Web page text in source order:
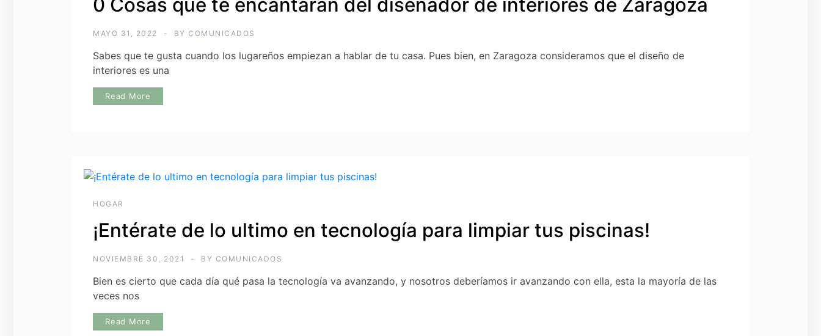
0 Cosas que te encantarán del diseñador de interiores de Zaragoza
MAYO 31, 2022 BY COMUNICADOS
Sabes que te gusta cuando los lugareños empiezan a hablar de tu casa. Pues bien, en Zaragoza consideramos que el diseño de
interiores es una
Read More
HOGAR
¡Entérate de lo ultimo en tecnología para limpiar tus piscinas!
NOVIEMBRE 30, 2021 BY COMUNICADOS
Bien es cierto que cada día qué pasa la tecnología va avanzando, y nosotros deberíamos ir avanzando con ella, esta la mayoría de las
veces nos
Read More